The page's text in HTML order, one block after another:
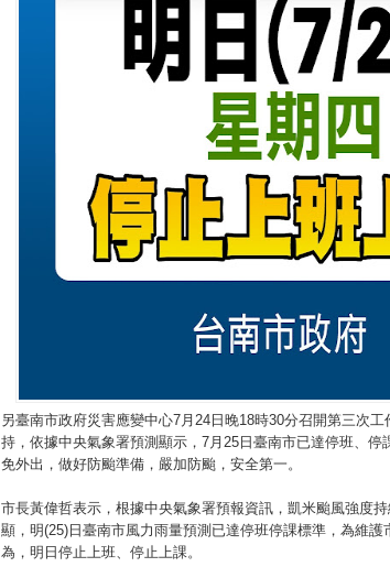
另臺南市政府災害應變中心7月24日晚18時30分召開第三次
持，依據中央氣象署預測顯示，7月25日臺南市已達停班、停
免外出，做好防颱準備，嚴加防颱，安全第一。
市長黃偉哲表示，根據中央氣象署預報資訊，凱米颱風強度
顯，明(25)日臺南市風力雨量預測已達停班停課標準，為維
為，明日停止上班、停止上課。